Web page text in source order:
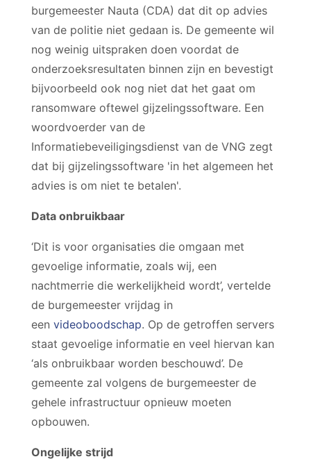
burgemeester Nauta (CDA) dat dit op advies
van de politie niet gedaan is. De gemeente wil
nog weinig uitspraken doen voordat de
onderzoeksresultaten binnen zijn en bevestigt
bijvoorbeeld ook nog niet dat het gaat om
ransomware oftewel gijzelingssoftware. Een
woordvoerder van de
Informatiebeveiligingsdienst van de VNG zegt
dat bij gijzelingssoftware 'in het algemeen het
advies is om niet te betalen'.
Data onbruikbaar
‘Dit is voor organisaties die omgaan met
gevoelige informatie, zoals wij, een
nachtmerrie die werkelijkheid wordt’, vertelde
de burgemeester vrijdag in
een videoboodschap. Op de getroffen servers
staat gevoelige informatie en veel hiervan kan
‘als onbruikbaar worden beschouwd’. De
gemeente zal volgens de burgemeester de
gehele infrastructuur opnieuw moeten
opbouwen.
Ongelijke strijd